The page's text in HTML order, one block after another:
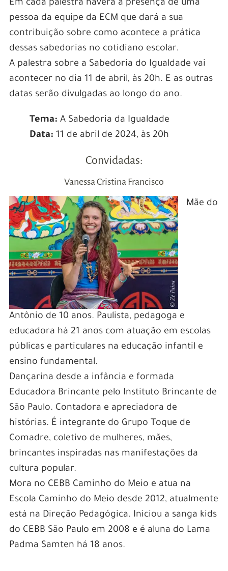
Em cada palestra haverá a presença de uma
pessoa da equipe da ECM que dará a sua
contribuição sobre como acontece a prática
dessas sabedorias no cotidiano escolar.
A palestra sobre a Sabedoria do Igualdade vai
acontecer no dia 11 de abril, às 20h. E as outras
datas serão divulgadas ao longo do ano.
Tema: A Sabedoria da Igualdade
Data: 11 de abril de 2024, às 20h
Convidadas:
Vanessa Cristina Francisco
Mãe do
Antônio de 10 anos. Paulista, pedagoga e
educadora há 21 anos com atuação em escolas
públicas e particulares na educação infantil e
ensino fundamental.
Dançarina desde a infância e formada
Educadora Brincante pelo Instituto Brincante de
São Paulo. Contadora e apreciadora de
histórias. É integrante do Grupo Toque de
Comadre, coletivo de mulheres, mães,
brincantes inspiradas nas manifestações da
cultura popular.
Mora no CEBB Caminho do Meio e atua na
Escola Caminho do Meio desde 2012, atualmente
está na Direção Pedagógica. Iniciou a sanga kids
do CEBB São Paulo em 2008 e é aluna do Lama
Padma Samten há 18 anos.